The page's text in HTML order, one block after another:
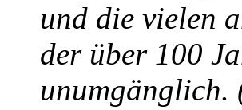
und die vielen
der über 100
unumgänglich.